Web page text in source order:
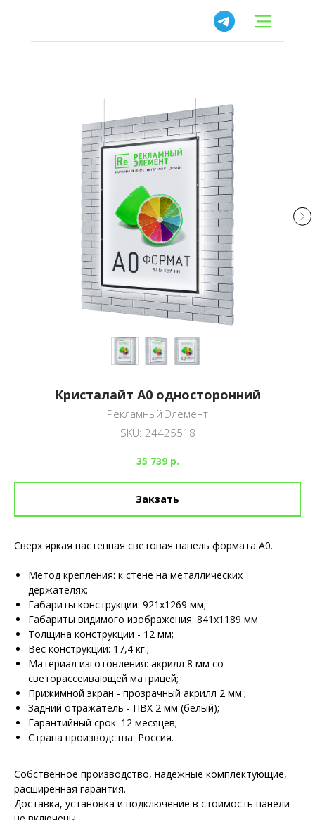
Кристалайт А0 односторонний
Рекламный Элемент
SKU: 24425518
35 739 р.
Закзать
Сверх яркая настенная световая панель формата А0.
Метод крепления: к стене на металлических
держателях;
Габариты конструкции: 921х1269 мм;
Габариты видимого изображения: 841х1189 мм
Толщина конструкции - 12 мм;
Вес конструкции: 17,4 кг.;
Материал изготовления: акрилл 8 мм со
светорассеивающей матрицей;
Прижимной экран - прозрачный акрилл 2 мм.;
Задний отражатель - ПВХ 2 мм (белый);
Гарантийный срок: 12 месяцев;
Страна производства: Россия.
Собственное производство, надёжные комплектующие,
расширенная гарантия.
Доставка, установка и подключение в стоимость панели